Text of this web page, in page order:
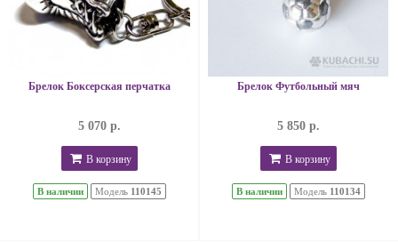
Брелок Боксерская перчатка
5 070 р.
В корзину
В наличии Модель 110145
Брелок Футбольный мяч
5 850 р.
В корзину
В наличии Модель 110134